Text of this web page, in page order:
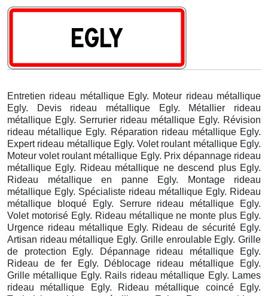
Entretien rideau métallique Egly. Moteur rideau métallique
Egly. Devis rideau métallique Egly. Métallier rideau
métallique Egly. Serrurier rideau métallique Egly. Révision
rideau métallique Egly. Réparation rideau métallique Egly.
Expert rideau métallique Egly. Volet roulant métallique Egly.
Moteur volet roulant métallique Egly. Prix dépannage rideau
métallique Egly. Rideau métallique ne descend plus Egly.
Rideau métallique en panne Egly. Montage rideau
métallique Egly. Spécialiste rideau métallique Egly. Rideau
métallique bloqué Egly. Serrure rideau métallique Egly.
Volet motorisé Egly. Rideau métallique ne monte plus Egly.
Urgence rideau métallique Egly. Rideau de sécurité Egly.
Artisan rideau métallique Egly. Grille enroulable Egly. Grille
de protection Egly. Dépannage rideau métallique Egly.
Rideau de fer Egly. Déblocage rideau métallique Egly.
Grille métallique Egly. Rails rideau métallique Egly. Lames
rideau métallique Egly. Rideau métallique coincé Egly.